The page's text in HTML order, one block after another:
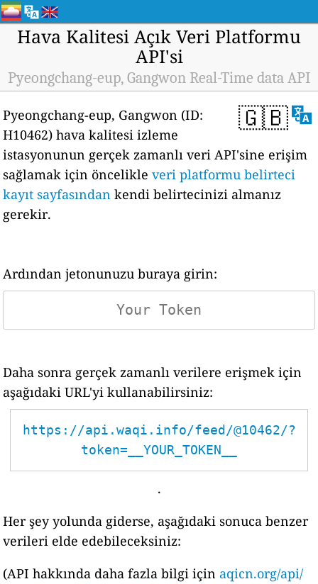
Hava Kalitesi Açık Veri Platformu
API'si
Pyeongchang-eup, Gangwon Real-Time data API
🇬🇧
Pyeongchang-eup, Gangwon (ID:
H10462) hava kalitesi izleme
istasyonunun gerçek zamanlı veri API'sine erişim
sağlamak için öncelikleveri platformu belirteci
kayıt sayfasından kendi belirtecinizi almanız
gerekir.
Ardından jetonunuzu buraya girin:
Daha sonra gerçek zamanlı verilere erişmek için
aşağıdaki URL'yi kullanabilirsiniz:
https://api.waqi.info/feed/@10462/?
token=__YOUR_TOKEN__
.
Her şey yolunda giderse, aşağıdaki sonuca benzer
verileri elde edebileceksiniz:
(API hakkında daha fazla bilgi için aqicn.org/api/